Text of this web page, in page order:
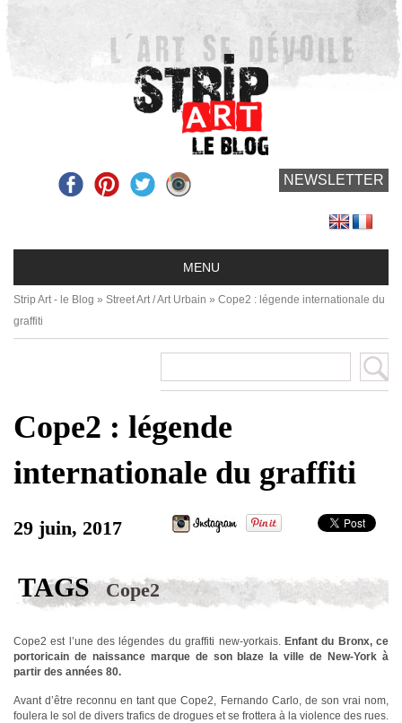
NEWSLETTER
Strip Art - le Blog » Street Art / Art Urbain » Cope2 : légende internationale du
graffiti
Cope2 : légende
internationale du graffiti
29 juin, 2017
TAGS Cope2
Cope2 est l’une des légendes du graffiti new-yorkais. Enfant du Bronx, ce
portoricain de naissance marque de son blaze la ville de New-York à
partir des années 80.
Avant d’être reconnu en tant que Cope2, Fernando Carlo, de son vrai nom,
foulera le sol de divers trafics de drogues et se frottera à la violence des rues.